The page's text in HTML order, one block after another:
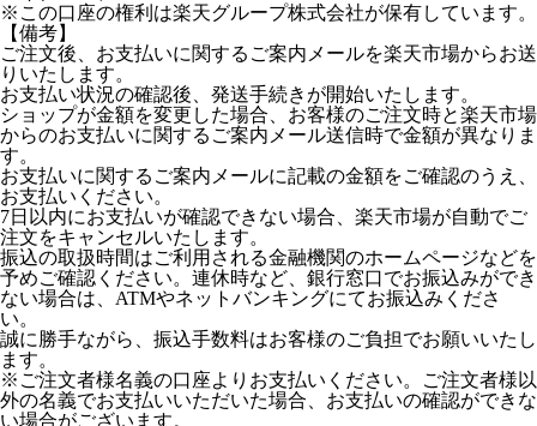
※この口座の権利は楽天グループ株式会社が保有しています。
【備考】
ご注文後、お支払いに関するご案内メールを楽天市場からお送
りいたします。
お支払い状況の確認後、発送手続きが開始いたします。
ショップが金額を変更した場合、お客様のご注文時と楽天市場
からのお支払いに関するご案内メール送信時で金額が異なりま
す。
お支払いに関するご案内メールに記載の金額をご確認のうえ、
お支払いください。
7日以内にお支払いが確認できない場合、楽天市場が自動でご
注文をキャンセルいたします。
振込の取扱時間はご利用される金融機関のホームページなどを
予めご確認ください。連休時など、銀行窓口でお振込みができ
ない場合は、ATMやネットバンキングにてお振込みくださ
い。
誠に勝手ながら、振込手数料はお客様のご負担でお願いいたし
ます。
※ご注文者様名義の口座よりお支払いください。ご注文者様以
外の名義でお支払いいただいた場合、お支払いの確認ができな
い場合がございます。